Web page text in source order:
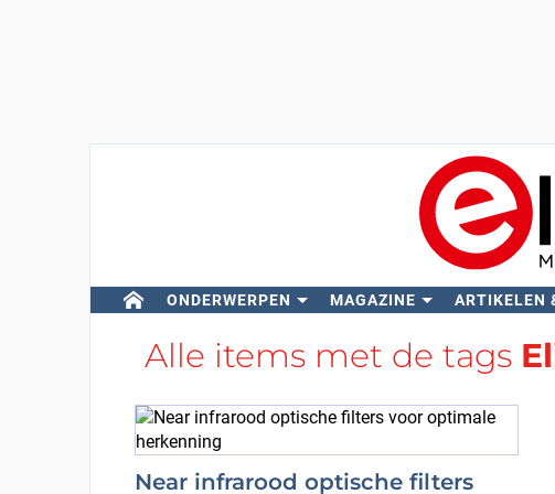
ONDERWERPEN MAGAZINE ARTIKELEN
Alle items met de tags
Near infrarood optische filters